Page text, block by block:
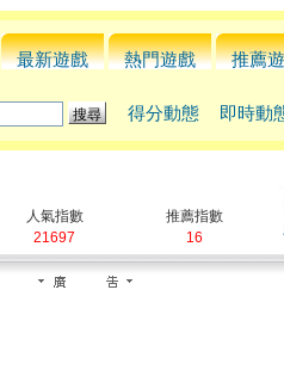
最新遊戲 熱門遊戲 推薦
得分動態 即時動
人氣指數
21697
推薦指數
16